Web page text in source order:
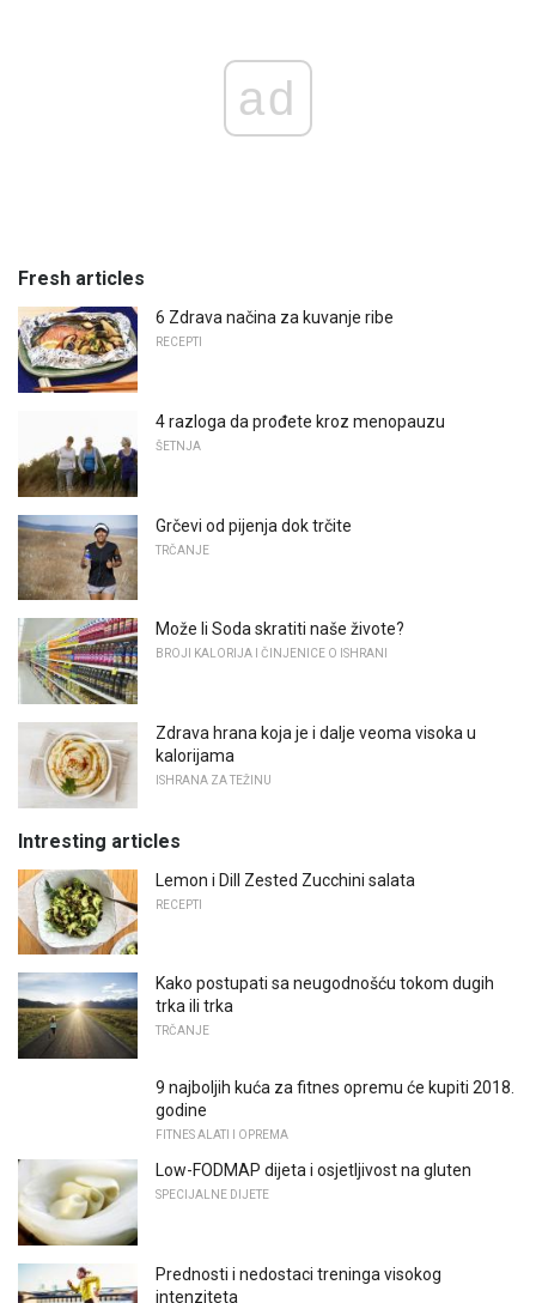
ad
Fresh articles
6 Zdrava načina za kuvanje ribe
RECEPTI
4 razloga da prođete kroz menopauzu
ŠETNJA
Grčevi od pijenja dok trčite
TRČANJE
Može li Soda skratiti naše živote?
BROJI KALORIJA I ČINJENICE O ISHRANI
Zdrava hrana koja je i dalje veoma visoka u
kalorijama
ISHRANA ZA TEŽINU
Intresting articles
Lemon i Dill Zested Zucchini salata
RECEPTI
Kako postupati sa neugodnošću tokom dugih
trka ili trka
TRČANJE
9 najboljih kuća za fitnes opremu će kupiti 2018.
godine
FITNES ALATI I OPREMA
Low-FODMAP dijeta i osjetljivost na gluten
SPECIJALNE DIJETE
Prednosti i nedostaci treninga visokog
intenziteta